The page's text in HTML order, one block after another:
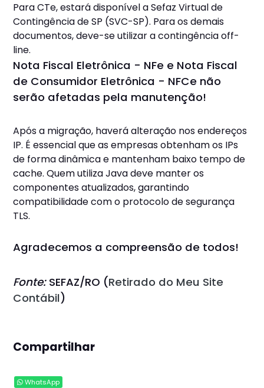
Para CTe, estará disponível a Sefaz Virtual de
Contingência de SP (SVC-SP). Para os demais
documentos, deve-se utilizar a contingência off-
line.
Nota Fiscal Eletrônica - NFe e Nota Fiscal
de Consumidor Eletrônica - NFCe não
serão afetadas pela manutenção!
Após a migração, haverá alteração nos endereços
IP. É essencial que as empresas obtenham os IPs
de forma dinâmica e mantenham baixo tempo de
cache. Quem utiliza Java deve manter os
componentes atualizados, garantindo
compatibilidade com o protocolo de segurança
TLS.
Agradecemos a compreensão de todos!
Fonte:SEFAZ/RO (Retirado do Meu Site
Contábil)
Compartilhar
WhatsApp